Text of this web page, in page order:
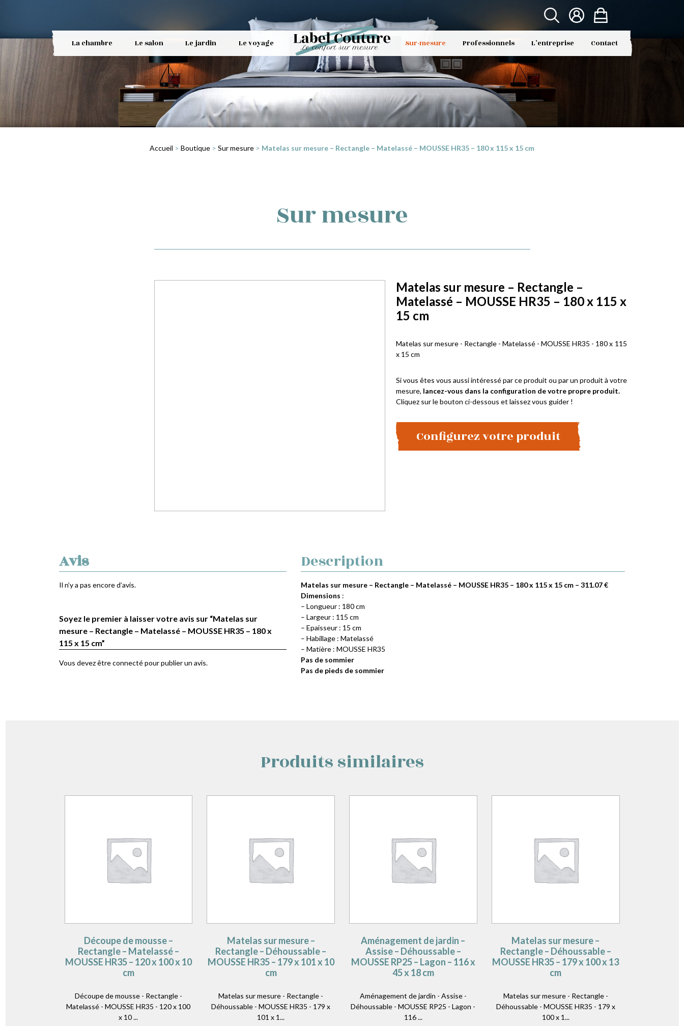
La chambre Le salon Le jardin Le voyage Sur-mesure Professionnels L’entreprise Contact
Accueil > Boutique > Sur mesure > Matelas sur mesure – Rectangle – Matelassé – MOUSSE HR35 – 180 x 115 x 15 cm
Sur mesure
Matelas sur mesure – Rectangle –
Matelassé – MOUSSE HR35 – 180 x 115 x
15 cm
Matelas sur mesure - Rectangle - Matelassé - MOUSSE HR35 - 180 x 115
x 15 cm
Si vous êtes vous aussi intéressé par ce produit ou par un produit à votre
mesure, lancez-vous dans la configuration de votre propre produit.
Cliquez sur le bouton ci-dessous et laissez vous guider !
Configurez votre produit
Avis
Il n’y a pas encore d’avis.
Soyez le premier à laisser votre avis sur “Matelas sur
mesure – Rectangle – Matelassé – MOUSSE HR35 – 180 x
115 x 15 cm”
Vous devez êtreconnectépour publier un avis.
Description
Matelas sur mesure – Rectangle – Matelassé – MOUSSE HR35 – 180 x 115 x 15 cm – 311.07 €
Dimensions :
– Longueur : 180 cm
– Largeur : 115 cm
– Epaisseur : 15 cm
– Habillage : Matelassé
– Matière : MOUSSE HR35
Pas de sommier
Pas de pieds de sommier
Produits similaires
Découpe de mousse –
Rectangle – Matelassé –
MOUSSE HR35 – 120 x 100 x 10
cm
Découpe de mousse - Rectangle -
Matelassé - MOUSSE HR35 - 120 x 100
x 10 ...
Matelas sur mesure –
Rectangle – Déhoussable –
MOUSSE HR35 – 179 x 101 x 10
cm
Matelas sur mesure - Rectangle -
Déhoussable - MOUSSE HR35 - 179 x
101 x 1...
Aménagement de jardin –
Assise – Déhoussable –
MOUSSE RP25 – Lagon – 116 x
45 x 18 cm
Aménagement de jardin - Assise -
Déhoussable - MOUSSE RP25 - Lagon -
116 ...
Matelas sur mesure –
Rectangle – Déhoussable –
MOUSSE HR35 – 179 x 100 x 13
cm
Matelas sur mesure - Rectangle -
Déhoussable - MOUSSE HR35 - 179 x
100 x 1...